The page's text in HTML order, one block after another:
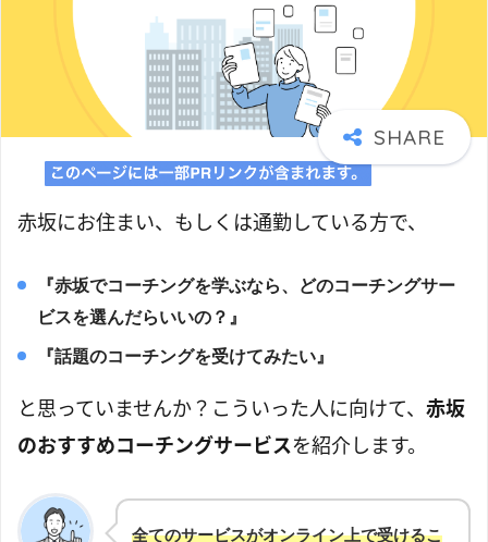
赤坂にお住まい、もしくは通勤している方で、
『赤坂でコーチングを学ぶなら、どのコーチングサー
ビスを選んだらいいの？』
『話題のコーチングを受けてみたい』
と思っていませんか？こういった人に向けて、 赤坂
のおすすめコーチングサービスを紹介します。
全てのサービスがオンライン上で受けるこ